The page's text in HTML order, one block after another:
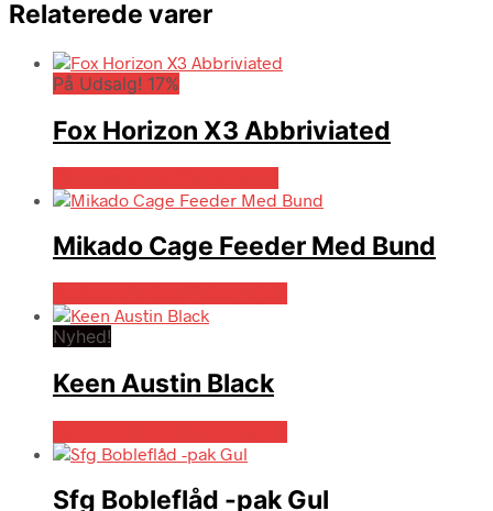
Relaterede varer
På Udsalg! 17%
Fox Horizon X3 Abbriviated
Mikado Cage Feeder Med Bund
Nyhed!
Keen Austin Black
Sfg Bobleflåd -pak Gul